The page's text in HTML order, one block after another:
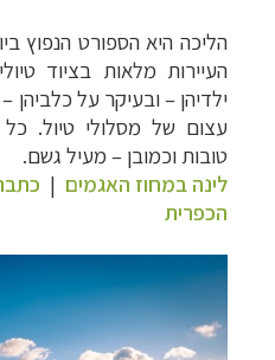
הליכה היא הספורט הנפוץ
העיירות מלאות בציוד
ילדיהן–ובעיקר על כלביהן –
עצום של מסלולי טיול.
טובות וכמובן – מעיל גשם.
לינה במחוז האגמים |
הכפרית